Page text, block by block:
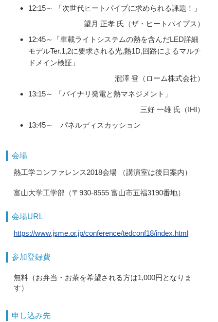
12:15～ 「次世代ヒートパイプに求められる課題！」
望月 正孝 氏（ザ・ヒートパイプス）
12:45～「車載ライトシステムの熱を含んだLED詳細
モデルTer.1,2に要求される光,熱1D,回路によるマルチ
ドメイン検証」
瀧澤 登（ローム株式会社）
13:15～ 「バイナリ発電と熱マネジメント」
三好 一雄 氏（IHI）
13:45～ パネルディスカッション
会場
熱工学コンファレンス2018会場 （講演室は後日案内）
富山大学工学部（〒930-8555 富山市五福3190番地）
会場URL
https://www.jsme.or.jp/conference/tedconf18/index.html
参加登録費
無料（お弁当・お茶を希望される方は1,000円となりま
す）
申し込み先